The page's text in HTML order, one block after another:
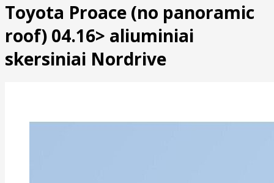
Toyota Proace (no panoramic
roof) 04.16> aliuminiai
skersiniai Nordrive